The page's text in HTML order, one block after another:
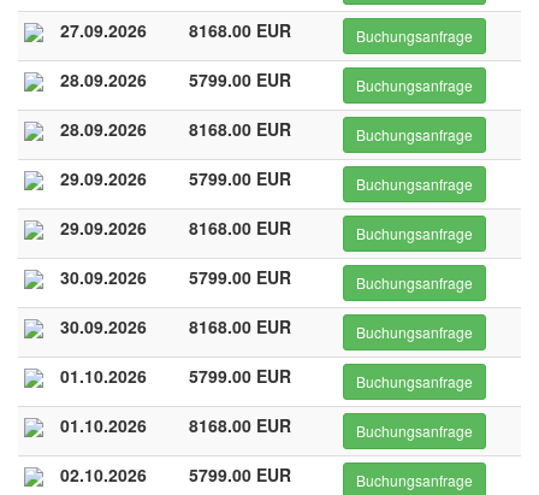
27.09.2026 8168.00 EUR Buchungsanfrage
28.09.2026 5799.00 EUR Buchungsanfrage
28.09.2026 8168.00 EUR Buchungsanfrage
29.09.2026 5799.00 EUR Buchungsanfrage
29.09.2026 8168.00 EUR Buchungsanfrage
30.09.2026 5799.00 EUR Buchungsanfrage
30.09.2026 8168.00 EUR Buchungsanfrage
01.10.2026 5799.00 EUR Buchungsanfrage
01.10.2026 8168.00 EUR Buchungsanfrage
02.10.2026 5799.00 EUR Buchungsanfrage